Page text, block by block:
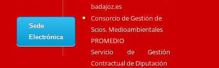
Sede
Electrónica
badajoz.es
Consorcio de Gestión de
Scios. Medioambientales
PROMEDIO
Servicio de Gestión
Contractual de Diputación